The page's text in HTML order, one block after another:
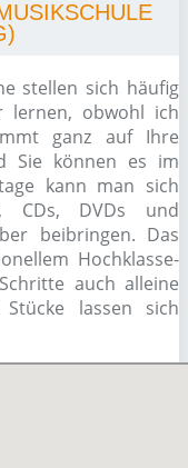
stellen sich häufig
obwohl ich
ganz auf Ihre
Sie können es im
kann man sich
CDs, DVDs und
beibringen. Das
Hochklasse-
auch alleine
lassen sich